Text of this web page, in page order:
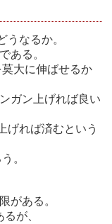
なるか。
ある。
大に伸ばせるか
ガン上げれば良い
げれば済むという
。
がある。
が、